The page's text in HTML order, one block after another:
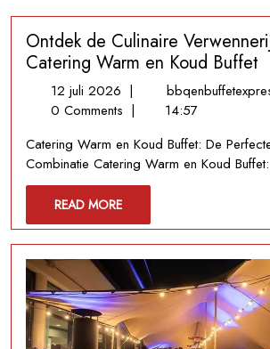
Ontdek de Culinaire
Catering Warm en Koud Buffet
12 juli 2026 12
juli
|
0 Comments |
14:57
Catering Warm en Koud Buffet: De
Combinatie Catering Warm en Koud
READ MOREREAD
MORE